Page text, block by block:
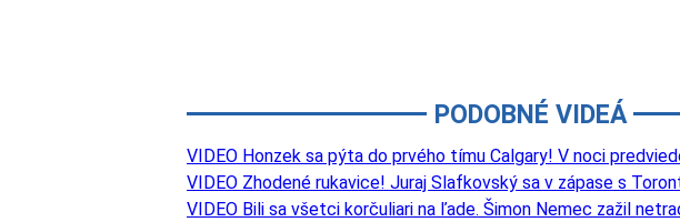
PODOBNÉ VIDEÁ
VIDEO Honzek sa pýta do prvého tímu Calgary! V noci
VIDEO Zhodené rukavice! Juraj Slafkovský sa v zápase s
VIDEO Bili sa všetci korčuliari na ľade. Šimon Nemec zažil